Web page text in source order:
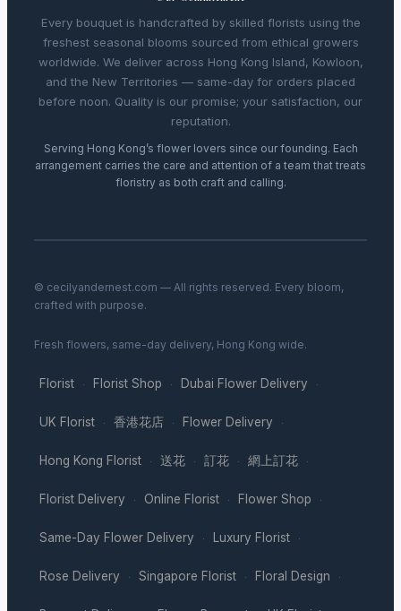
Every bouquet is handcrafted by skilled florists using the
freshest seasonal blooms sourced from ethical growers
worldwide. We deliver across Hong Kong Island, Kowloon,
and the New Territories — same-day for orders placed
before noon. Quality is our promise; your satisfaction, our
reputation.
Serving Hong Kong’s flower lovers since our founding. Each
arrangement carries the care and attention of a team that treats
floristry as both craft and calling.
© cecilyandernest.com — All rights reserved. Every bloom,
crafted with purpose.
Fresh flowers, same-day delivery, Hong Kong wide.
Florist · Florist Shop · Dubai Flower Delivery ·
UK Florist · 香港花店 · Flower Delivery ·
Hong Kong Florist · 送花 · 訂花 · 網上訂花 ·
Florist Delivery · Online Florist · Flower Shop ·
Same-Day Flower Delivery · Luxury Florist ·
Rose Delivery · Singapore Florist · Floral Design ·